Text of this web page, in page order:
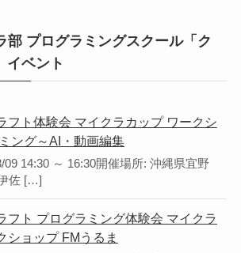
部 プログラミングスクール「ク
イベント
フト体験会 マイクラカップ ワークシ
ング～AI・動画編集
09 14:30 ～ 16:30開催場所: 沖縄県宜野
佐 […]
フト プログラミング体験会 マイクラ
ショップ FMうるま